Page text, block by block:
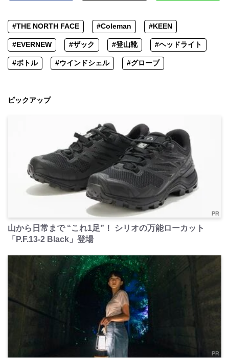
#THE NORTH FACE #Coleman #KEEN
#EVERNEW #ザック #登山靴 #ヘッドライト
#ボトル #ウインドシェル #グローブ
ピックアップ
PR
山から日常まで “これ1足”！ シリオの万能ローカット
「P.F.13-2 Black」登場
PR